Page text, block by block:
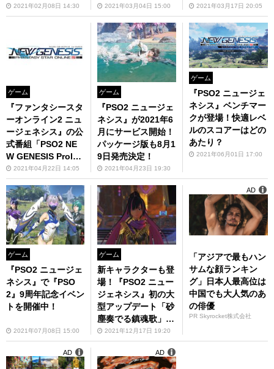
2021年02月08日 14:30
施2021年03月04日 15:00
より放送決定！
2021年03月17日 20:05
ゲーム
『ファンタシースタ
ーオンライン2 ニュ
ージェネシス』の公
式番組「PSO2 NE
W GENESIS Prolog
ue 3」が本日21時
より配信！
2021年04月22日 14:05
ゲーム
『PSO2 ニュージェ
ネシス』が2021年6
月にサービス開始！
パッケージ版も8月1
9日発売決定！
2021年04月23日 19:30
ゲーム
『PSO2 ニュージェ
ネシス』ベンチマー
クが登場！快適レベ
ルのスコアーはどの
あたり？
2021年06月01日 17:00
ゲーム
『PSO2 ニュージェ
ネシス』で『PSO
2』9周年記念イベン
トを開催中！
2021年07月08日 15:00
ゲーム
新キャラクターも登
場！『PSO2 ニュー
ジェネシス』初の大
型アップデート「砂
塵奏でる鎮魂歌」を
配信2021年12月17日 19:20
「アジアで最もハン
サムな顔ランキン
グ」日本人最高位は
中国でも大人気のあ
の俳優
PR Skyrocket株式会社
AD
AD AD